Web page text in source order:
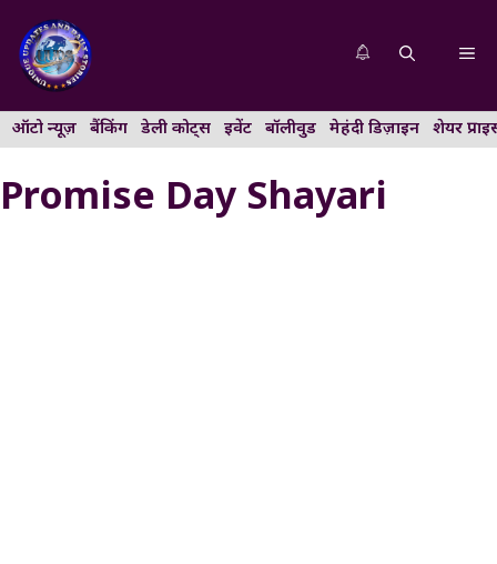
content
ऑटो न्यूज़ बैंकिंग डेली कोट्स इवेंट बॉलीवुड मेहंदी डिज़ाइन शेयर
Promise Day Shayari